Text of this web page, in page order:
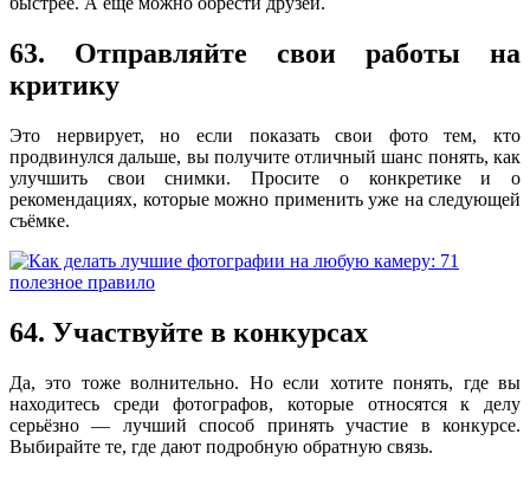
63. Отправляйте свои работы на
критику
Это нервирует, но если показать свои фото тем, кто
продвинулся дальше, вы получите отличный шанс понять, как
улучшить свои снимки. Просите о конкретике и о
рекомендациях, которые можно применить уже на следующей
съёмке.
64. Участвуйте в конкурсах
Да, это тоже волнительно. Но если хотите понять, где вы
находитесь среди фотографов, которые относятся к делу
серьёзно — лучший способ принять участие в конкурсе.
Выбирайте те, где дают подробную обратную связь.